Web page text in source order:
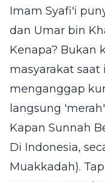
Imam Syafi'i
dan Umar bin
Kenapa? Bukan
masyarakat
menganggap
langsung
Kapan Sunnah
Di Indonesia,
Muakkadah).